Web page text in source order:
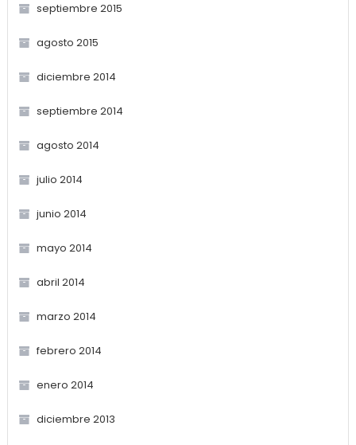
septiembre 2015
agosto 2015
diciembre 2014
septiembre 2014
agosto 2014
julio 2014
junio 2014
mayo 2014
abril 2014
marzo 2014
febrero 2014
enero 2014
diciembre 2013